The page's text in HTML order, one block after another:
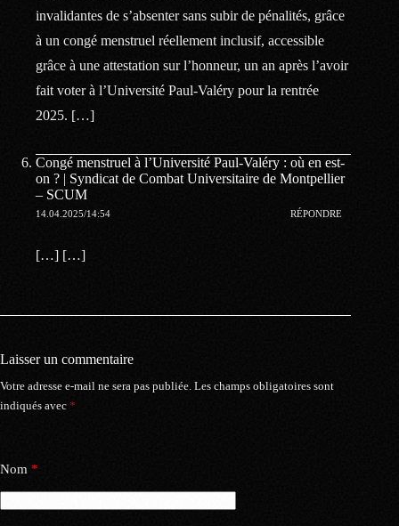
invalidantes de s’absenter sans subir de pénalités, grâce
à un congé menstruel réellement inclusif, accessible
grâce à une attestation sur l’honneur, un an après l’avoir
fait voter à l’Université Paul-Valéry pour la rentrée
2025. […]
Congé menstruel à l’Université Paul-Valéry : où en est-
on ? | Syndicat de Combat Universitaire de Montpellier
– SCUM
14.04.2025/14:54 RÉPONDRE
[…] […]
Laisser un commentaire
Votre adresse e-mail ne sera pas publiée. Les champs obligatoires sont
indiqués avec *
Nom *